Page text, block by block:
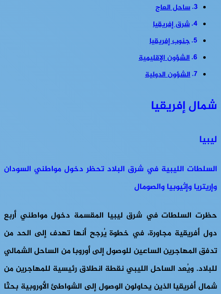
ساحل العاج
شرق إفريقيا
جنوب إفريقيا
الشؤون الإقليمية
الشؤون الدولية
شمال إفريقيا
ليبيا
السلطات الليبية في شرق البلاد تحظر دخول مواطني السودان
وإريتريا وإثيوبيا والصومال
حظرت السلطات في شرق ليبيا المقسمة دخول مواطني أربع
دول أفريقية مجاورة، في خطوة يُرجح أنها تهدف إلى الحد من
تدفق المهاجرين الساعين للوصول إلى أوروبا من الساحل الشمالي
للبلاد. ويُعد الساحل الليبي نقطة انطلاق رئيسية للمهاجرين من
شمال أفريقيا الذين يحاولون الوصول إلى الشواطئ الأوروبية بحثًا